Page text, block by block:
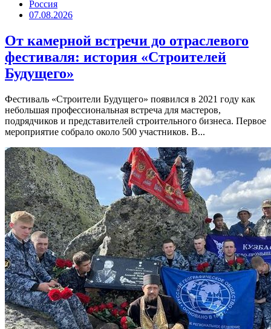
Россия
07.08.2026
От камерной встречи до отраслевого
фестиваля: история «Строителей
Будущего»
Фестиваль «Строители Будущего» появился в 2021 году как
небольшая профессиональная встреча для мастеров,
подрядчиков и представителей строительного бизнеса. Первое
мероприятие собрало около 500 участников. В...